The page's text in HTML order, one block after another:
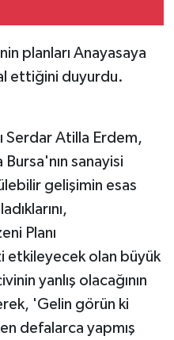
planları Anayasaya
ettiğini duyurdu.
Serdar Atilla Erdem,
sanayisi
gelişimin esas
Planı
etkileyecek olan büyük
yanlış olacağının
'Gelin görün ki
defalarca yapmış